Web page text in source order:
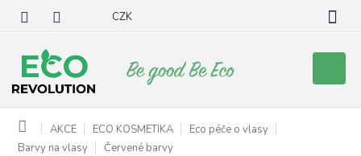
obsah
CZK
košík
Domů AKCE ECO KOSMETIKA
Eco péče o vlasy
Barvy na vlasy
Červené barvy